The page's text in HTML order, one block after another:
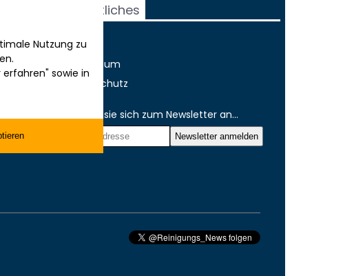
Rechtliches
AGB
Impressum
Datenschutz
Melden sie sich zum Newsletter an...
Nutzung zu
sowie in